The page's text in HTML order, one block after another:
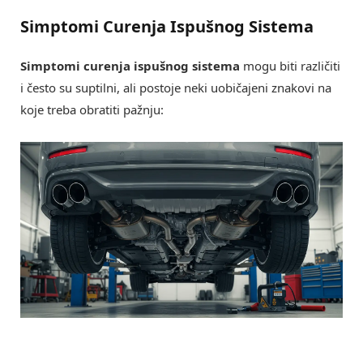
Simptomi Curenja Ispušnog Sistema
Simptomi curenja ispušnog sistema mogu biti različiti
i često su suptilni, ali postoje neki uobičajeni znakovi na
koje treba obratiti pažnju: